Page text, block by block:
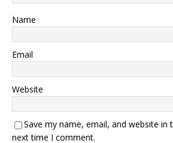
Name
Email
Website
Save my name, email, and website in
next time I comment.